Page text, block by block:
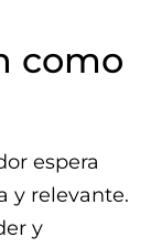
como
espera
y relevante.
y